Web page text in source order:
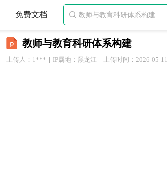
免费文档 
教师与教育科研体系构建
上传人：1*** IP属地：黑龙江 上传时间：2026-05-11